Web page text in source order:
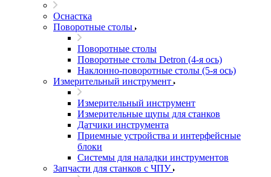
Оснастка
Поворотные столы
Поворотные столы
Поворотные столы Detron (4-я ось)
Наклонно-поворотные столы (5-я ось)
Измерительный инструмент
Измерительный инструмент
Измерительные щупы для станков
Датчики инструмента
Приемные устройства и интерфейсные
блоки
Системы для наладки инструментов
Запчасти для станков с ЧПУ